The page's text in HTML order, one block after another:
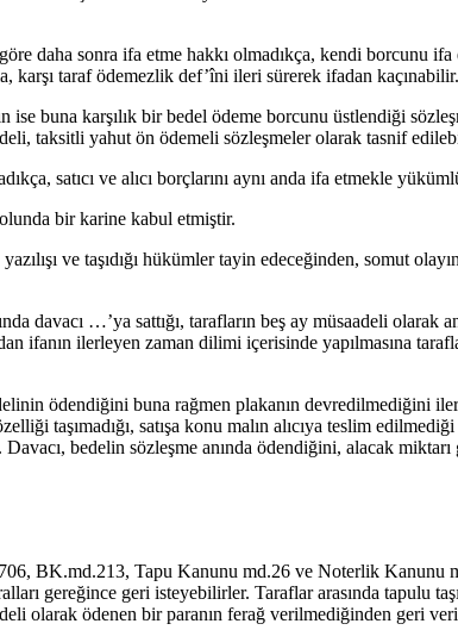
daha sonra ifa etme hakkı olmadıkça, kendi borcunu ifa
karşı taraf ödemezlik def’îni ileri sürerek ifadan kaçınabilir.
ise buna karşılık bir bedel ödeme borcunu üstlendiği
taksitli yahut ön ödemeli sözleşmeler olarak tasnif
satıcı ve alıcı borçlarını aynı anda ifa etmekle
bir karine kabul etmiştir.
ve taşıdığı hükümler tayin edeceğinden, somut
davacı …’ya sattığı, tarafların beş ay müsaadeli olarak
ifanın ilerleyen zaman dilimi içerisinde yapılmasına
ödendiğini buna rağmen plakanın devredilmediğini
taşımadığı, satışa konu malın alıcıya teslim
bedelin sözleşme anında ödendiğini, alacak
BK.md.213, Tapu Kanunu md.26 ve Noterlik Kanunu
gereğince geri isteyebilirler. Taraflar arasında tapulu
olarak ödenen bir paranın ferağ verilmediğinden geri